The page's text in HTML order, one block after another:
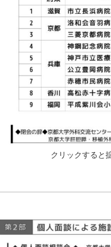
クリックすると